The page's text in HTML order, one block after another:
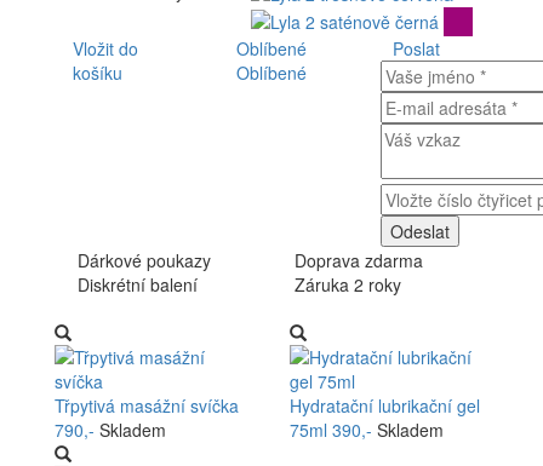
Vložit do
košíku
Oblíbené
Oblíbené
Poslat
Dárkové poukazy
Doprava zdarma
Diskrétní balení
Záruka 2 roky
Třpytivá masážní svíčka
790,- Skladem
Hydratační lubrikační gel
75ml 390,- Skladem